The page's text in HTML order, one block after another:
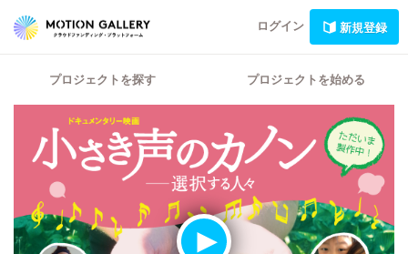
ログイン 新規登録
プロジェクトを探す プロジェクトを始める